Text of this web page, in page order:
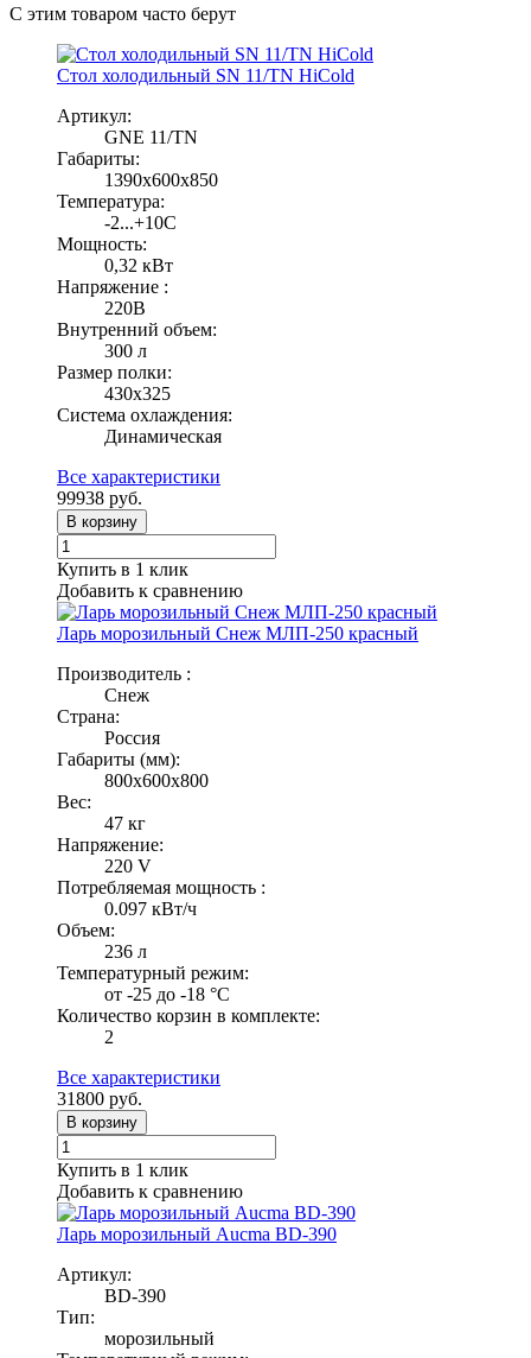
С этим товаром часто берут
Стол холодильный SN 11/TN HiCold
Артикул:
GNE 11/TN
Габариты:
1390x600x850
Температура:
-2...+10С
Мощность:
0,32 кВт
Напряжение :
220В
Внутренний объем:
300 л
Размер полки:
430х325
Система охлаждения:
Динамическая
Все характеристики
99938 руб.
В корзину
Купить в 1 клик
Добавить к сравнению
Ларь морозильный Снеж МЛП-250 красный
Производитель :
Снеж
Страна:
Россия
Габариты (мм):
800x600x800
Вес:
47 кг
Напряжение:
220 V
Потребляемая мощность :
0.097 кВт/ч
Объем:
236 л
Температурный режим:
от -25 до -18 °С
Количество корзин в комплекте:
2
Все характеристики
31800 руб.
В корзину
Купить в 1 клик
Добавить к сравнению
Ларь морозильный Aucma BD-390
Артикул:
BD-390
Тип:
морозильный